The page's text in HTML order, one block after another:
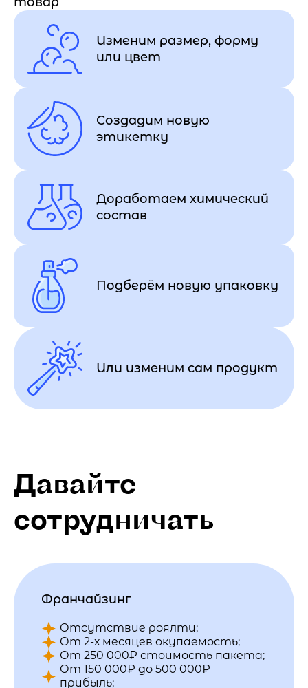
Изменим размер, форму
или цвет
Создадим новую
этикетку
Доработаем химический
состав
Подберём новую упаковку
Или изменим сам продукт
Давайте
сотрудничать
Франчайзинг
Отсутствие роялти;
От 2-х месяцев окупаемость;
От 250 000₽ стоимость пакета;
От 150 000₽ до 500 000₽
прибыль;